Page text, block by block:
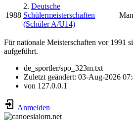
1988
2. Deutsche
Schülermeisterschaften
(Schüler A/U14)
Für nationale Meisterschaften vor 1991
aufgeführt.
de_sportler/spo_323m.txt
Zuletzt geändert: 03-Aug-2026
von 127.0.0.1
Anmelden